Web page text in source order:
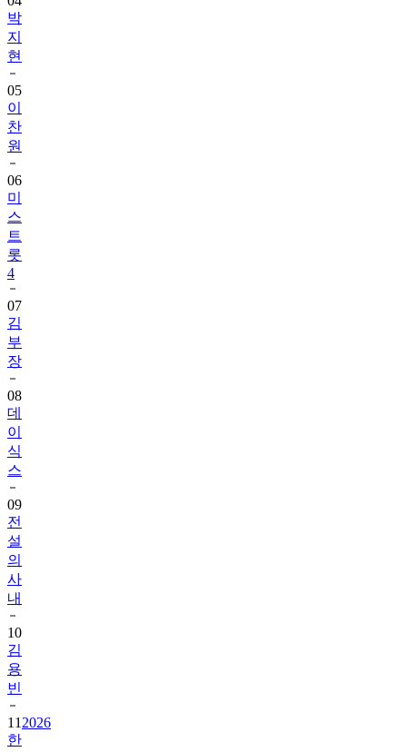
박
지
현
05
이
찬
원
06
미
스
트
롯
4
07
김
부
장
08
데
이
식
스
09
전
설
의
사
내
10
김
용
빈
11 2026
한